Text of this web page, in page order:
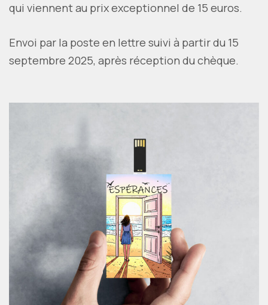
qui viennent au prix exceptionnel de 15 euros.
Envoi par la poste en lettre suivi à partir du 15
septembre 2025, après réception du chèque.